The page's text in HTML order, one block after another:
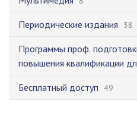
Периодические издания 38
Программы проф.
повышения квалификации
Бесплатный доступ 49